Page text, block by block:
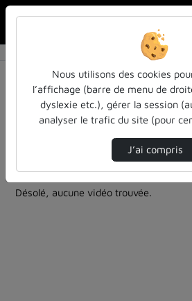
Résultats de la
Filtres actifs (cliquer pour en
education
colloques-et-
entendu-des-confs-a-ecouter
1 vidéo trouvée
Désolé, aucune vidéo trouvée.
Nous utilisons des cookies
l’affichage (barre de menu de
dyslexie etc.), gérer la session
analyser le trafic du site (pour
J’ai compris